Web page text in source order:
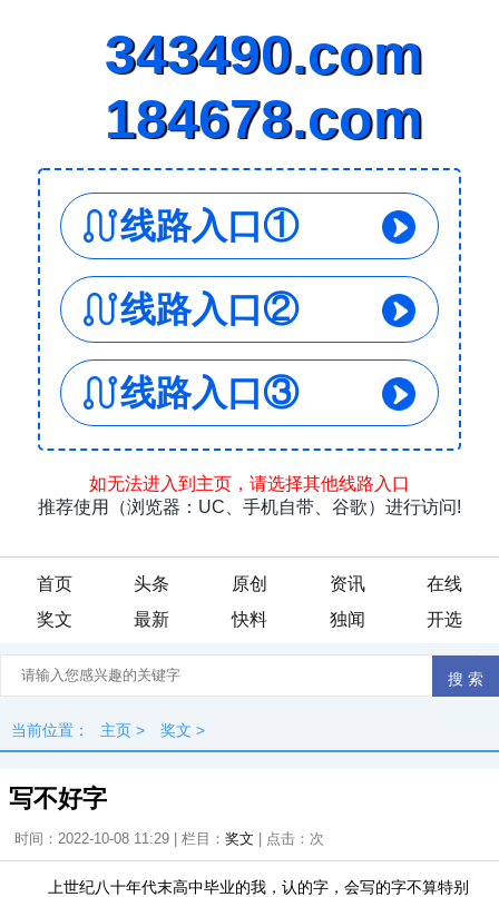
首页 头条 原创 资讯
在线
奖文
最新 快料 独闻 开选
当前位置： 主页 > 奖文 >
写不好字
时间：2022-10-08 11:29 | 栏目： 奖文 | 点击： 次
上世纪八十年代末高中毕业的我，认的字，会写的字不算特别